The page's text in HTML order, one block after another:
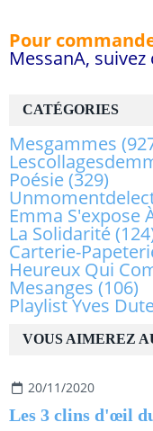
VOUS AIMEREZ
20/11/2020
Les 3 clins d'œil
CATÉGORIES
Mesgammes
Poésie(329)
Emma S'expose
La Solidarité
Carterie-
Heureux Qui
Mesanges (106)
Playlist Yves
Pour
MessanA, suivez